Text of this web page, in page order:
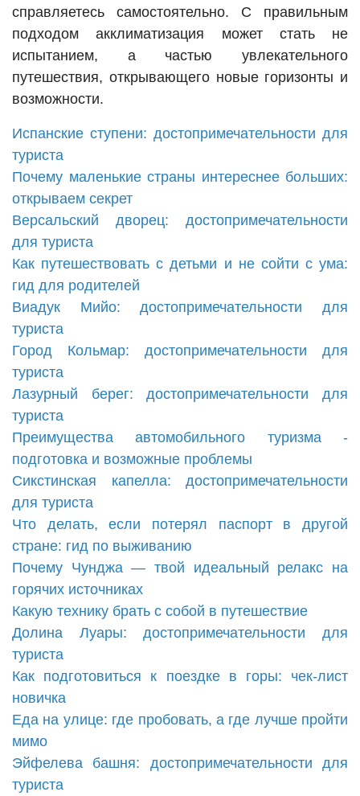
справляетесь самостоятельно. С правильным
подходом акклиматизация может стать не
испытанием, а частью увлекательного
путешествия, открывающего новые горизонты и
возможности.
Испанские ступени: достопримечательности для
туриста
Почему маленькие страны интереснее больших:
открываем секрет
Версальский дворец: достопримечательности
для туриста
Как путешествовать с детьми и не сойти с ума:
гид для родителей
Виадук Мийо: достопримечательности для
туриста
Город Кольмар: достопримечательности для
туриста
Лазурный берег: достопримечательности для
туриста
Преимущества автомобильного туризма -
подготовка и возможные проблемы
Сикстинская капелла: достопримечательности
для туриста
Что делать, если потерял паспорт в другой
стране: гид по выживанию
Почему Чунджа — твой идеальный релакс на
горячих источниках
Какую технику брать с собой в путешествие
Долина Луары: достопримечательности для
туриста
Как подготовиться к поездке в горы: чек-лист
новичка
Еда на улице: где пробовать, а где лучше пройти
мимо
Эйфелева башня: достопримечательности для
туриста